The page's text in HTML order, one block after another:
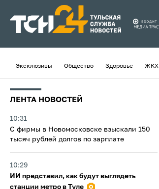
Эксклюзивы Общество Здоровье ЖКХ
ЛЕНТА НОВОСТЕЙ
10:31
С фирмы в Новомосковске взыскали 150
тысяч рублей долгов по зарплате
10:29
ИИ представил, как будут выглядеть
станции метро в Туле